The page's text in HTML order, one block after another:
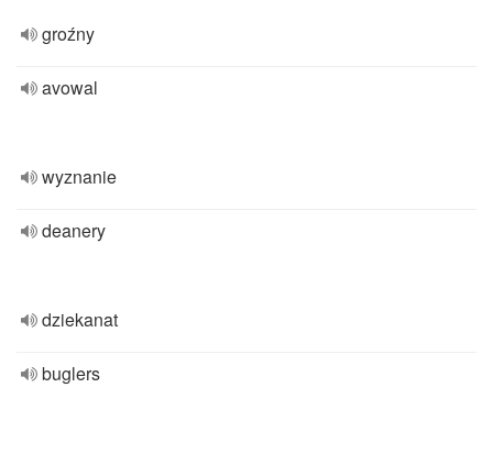
groźny
avowal
wyznanie
deanery
dziekanat
buglers